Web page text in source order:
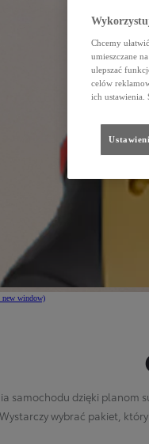
new window)
samochodu dzięki planom
wybrać pakiet,
Chcemy
umieszczane
ulepszać
celów
ich ustawienia.